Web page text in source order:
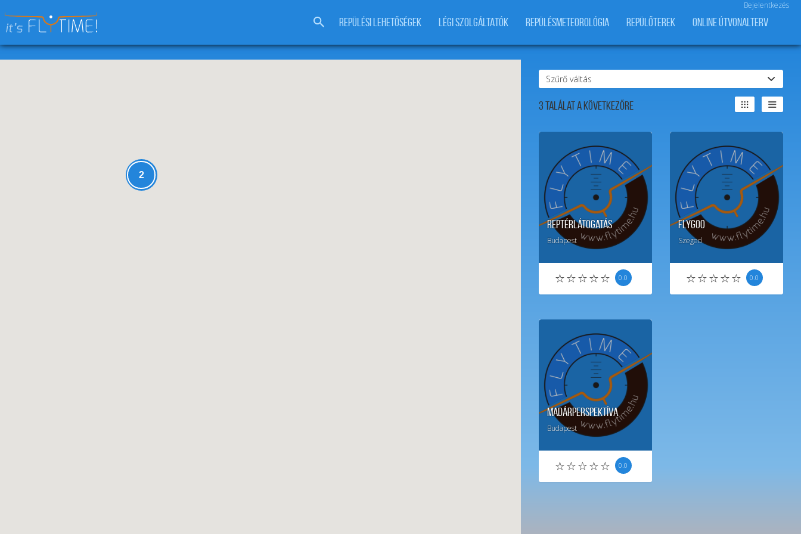
Bejelentkezés
REPÜLÉSI LEHETŐSÉGEK LÉGI SZOLGÁLTATÓK REPÜLÉSMETEOROLÓGIA REPÜLŐTEREK ONLINE ÚTVONALTERV
Keresés:
2
Szűrő váltás
3Találat a következőre
Reptérlátogatás
Budapest
0.0
FlyGoo
Szeged
0.0
Madárperspektíva
Budapest
0.0